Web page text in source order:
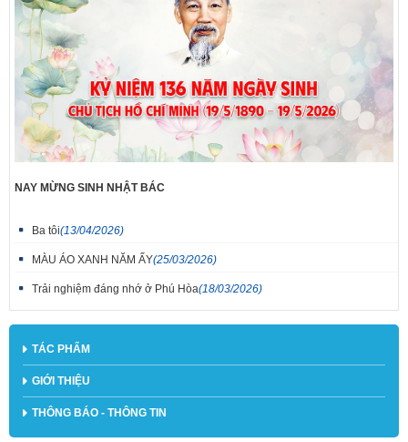
NAY MỪNG SINH NHẬT BÁC
Ba tôi(13/04/2026)
MÀU ÁO XANH NĂM ẤY(25/03/2026)
Trải nghiệm đáng nhớ ở Phú Hòa(18/03/2026)
TÁC PHẨM
GIỚI THIỆU
THÔNG BÁO - THÔNG TIN